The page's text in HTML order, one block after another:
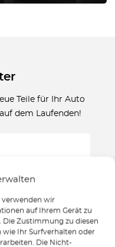
verwenden wir
auf Ihrem Gerät zu
Die Zustimmung zu diesen
wie Ihr Surfverhalten oder
Die Nicht-
Teile für Ihr Auto
dem Laufenden!
sich damit einverstanden,
Ltd. zu erhalten.